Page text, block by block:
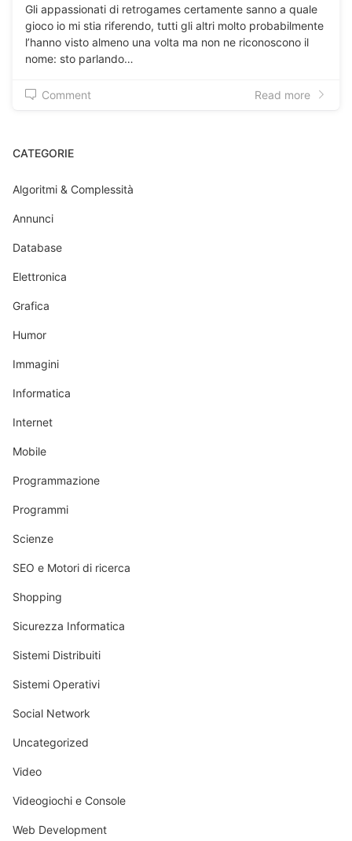
Gli appassionati di retrogames certamente sanno a quale
gioco io mi stia riferendo, tutti gli altri molto probabilmente
l’hanno visto almeno una volta ma non ne riconoscono il
nome: sto parlando…
Comment Read more
CATEGORIE
Algoritmi & Complessità
Annunci
Database
Elettronica
Grafica
Humor
Immagini
Informatica
Internet
Mobile
Programmazione
Programmi
Scienze
SEO e Motori di ricerca
Shopping
Sicurezza Informatica
Sistemi Distribuiti
Sistemi Operativi
Social Network
Uncategorized
Video
Videogiochi e Console
Web Development